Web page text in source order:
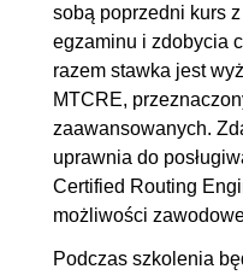
2.5. Q-in-Q
3. Wirtualna sieć
3.1. VPN - rodzaje
3.2. Tunel GRE
3.3. IP in IP
3.4. EoIP
3.5. PPTP
sobą poprzedni kurs
egzaminu i zdobycia
razem stawka jest
MTCRE,
zaawansowanych.
uprawnia do
Certified Routing
możliwości
Podczas szkolenia